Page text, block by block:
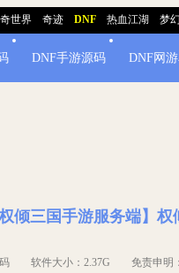
世界 奇迹 DNF 热血江湖 梦
DNF手游源码 DNF网
权倾三国手游服务端】
软件大小：2.37G 免责申明：